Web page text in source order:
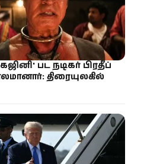
பட நடிகர் பிரதீப்
திரையுலகில்